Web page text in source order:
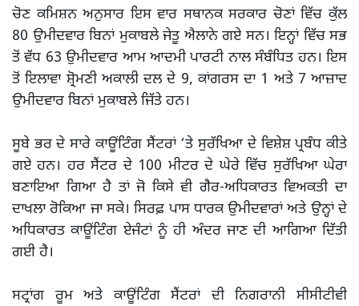
ਚੋਣ ਕਮਿਸ਼ਨ ਅਨੁਸਾਰ ਇਸ ਵਾਰ ਸਥਾਨਕ ਸਰਕਾਰ ਚੋਣਾਂ ਵਿੱਚ ਕੁੱਲ
80 ਉਮੀਦਵਾਰ ਬਿਨਾਂ ਮੁਕਾਬਲੇ ਜੇਤੂ ਐਲਾਨੇ ਗਏ ਸਨ। ਇਨ੍ਹਾਂ ਵਿੱਚ ਸਭ
ਤੋਂ ਵੱਧ 63 ਉਮੀਦਵਾਰ ਆਮ ਆਦਮੀ ਪਾਰਟੀ ਨਾਲ ਸੰਬੰਧਿਤ ਹਨ। ਇਸ
ਤੋਂ ਇਲਾਵਾ ਸ਼੍ਰੋਮਣੀ ਅਕਾਲੀ ਦਲ ਦੇ 9, ਕਾਂਗਰਸ ਦਾ 1 ਅਤੇ 7 ਆਜ਼ਾਦ
ਉਮੀਦਵਾਰ ਬਿਨਾਂ ਮੁਕਾਬਲੇ ਜਿੱਤੇ ਹਨ।
ਸੂਬੇ ਭਰ ਦੇ ਸਾਰੇ ਕਾਊਂਟਿੰਗ ਸੈਂਟਰਾਂ ‘ਤੇ ਸੁਰੱਖਿਆ ਦੇ ਵਿਸ਼ੇਸ਼ ਪ੍ਰਬੰਧ ਕੀਤੇ
ਗਏ ਹਨ। ਹਰ ਸੈਂਟਰ ਦੇ 100 ਮੀਟਰ ਦੇ ਘੇਰੇ ਵਿੱਚ ਸੁਰੱਖਿਆ ਘੇਰਾ
ਬਣਾਇਆ ਗਿਆ ਹੈ ਤਾਂ ਜੋ ਕਿਸੇ ਵੀ ਗੈਰ-ਅਧਿਕਾਰਤ ਵਿਅਕਤੀ ਦਾ
ਦਾਖਲਾ ਰੋਕਿਆ ਜਾ ਸਕੇ। ਸਿਰਫ਼ ਪਾਸ ਧਾਰਕ ਉਮੀਦਵਾਰਾਂ ਅਤੇ ਉਨ੍ਹਾਂ ਦੇ
ਅਧਿਕਾਰਤ ਕਾਊਂਟਿੰਗ ਏਜੰਟਾਂ ਨੂੰ ਹੀ ਅੰਦਰ ਜਾਣ ਦੀ ਆਗਿਆ ਦਿੱਤੀ
ਗਈ ਹੈ।
ਸਟ੍ਰਾਂਗ ਰੂਮ ਅਤੇ ਕਾਊਂਟਿੰਗ ਸੈਂਟਰਾਂ ਦੀ ਨਿਗਰਾਨੀ ਸੀਸੀਟੀਵੀ